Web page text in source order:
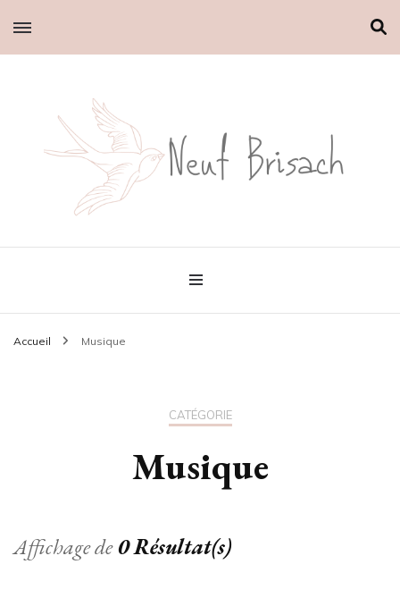
Neuf brisach
Le petit blog d'Emilie
Accueil Musique
CATÉGORIE
Musique
Affichage de0 Résultat(s)